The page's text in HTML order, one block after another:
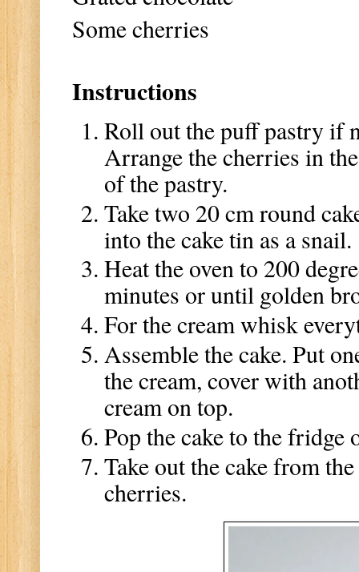
Some cherries
Instructions
Roll out the puff pastry if
Arrange the cherries in
of the pastry.
Take two 20 cm round
into the cake tin as a snail.
Heat the oven to 200
minutes or until golden
For the cream whisk
Assemble the cake. Put
the cream, cover with
cream on top.
Pop the cake to the fridge
Take out the cake from
cherries.